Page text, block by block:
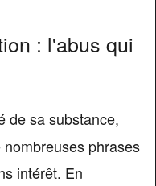
: l'abus qui
de sa substance,
phrases
intérêt. En